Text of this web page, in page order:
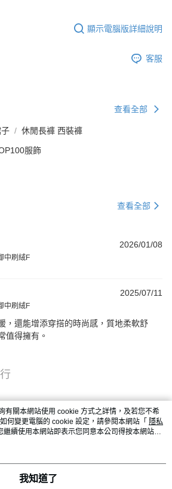
顯示電腦版詳細說明
客服
查看全部
休閒長褲 西裝褲
服飾
查看全部
2026/01/08
中刷絨F
2025/07/11
中刷絨F
，還能增添穿搭的時尚感，質地柔軟舒
值得擁有。
有關本網站使用 cookie 方式之詳情，及若您不希
何變更電腦的 cookie 設定，請參閱本網站「 隱私
繼續使用本網站即表示您同意本公司得按本網站使
。
我知道了